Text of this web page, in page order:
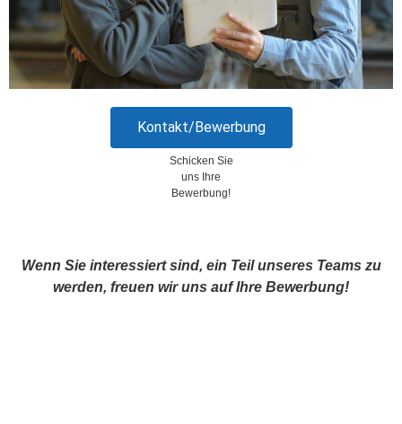
Kontakt/Bewerbung
Schicken Sie
uns Ihre
Bewerbung!
Wenn Sie interessiert sind, ein Teil unseres Teams zu
werden, freuen wir uns auf Ihre Bewerbung!